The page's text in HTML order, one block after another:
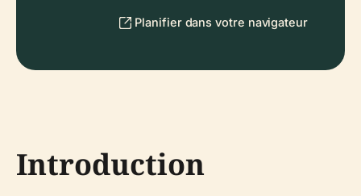
Planifier dans votre navigateur
Introduction